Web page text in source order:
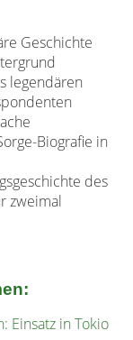
Geschichte
legendären
Biografie in
des
zweimal
Einsatz in Tokio